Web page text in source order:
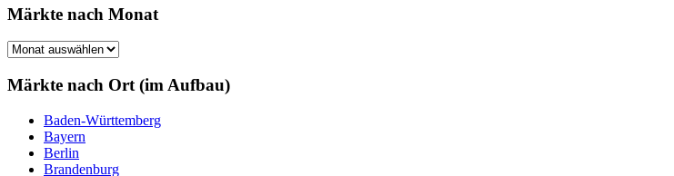
Märkte nach Monat
Märkte
Monat
Märkte nach Ort (im Aufbau)
Baden-Württemberg
Bayern
Berlin
Brandenburg